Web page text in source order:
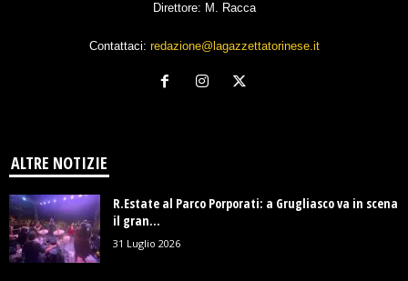
Direttore: M. Racca
Contattaci: redazione@lagazzettatorinese.it
ALTRE NOTIZIE
R.Estate al Parco Porporati: a Grugliasco va in scena
il gran...
31 Luglio 2026